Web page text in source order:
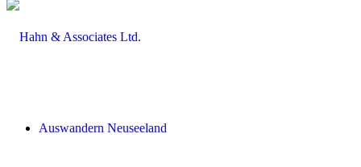
Auswandern Neuseeland